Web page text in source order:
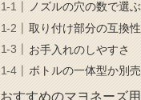
ノズルの穴の数で選ぶ
取り付け部分の互換性
お手入れのしやすさ
ボトルの一体型か別
おすすめのマヨネーズ